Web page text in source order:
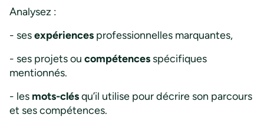
Analysez :
- sesexpériences professionnelles marquantes,
- ses projets ou compétences spécifiques
mentionnés.
- les mots-clésqu’il utilise pour décrire son parcours
et ses compétences.